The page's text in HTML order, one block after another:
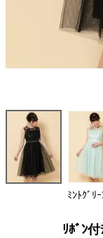
ﾐﾝﾄｸﾞﾘ
ﾘﾎﾞﾝ